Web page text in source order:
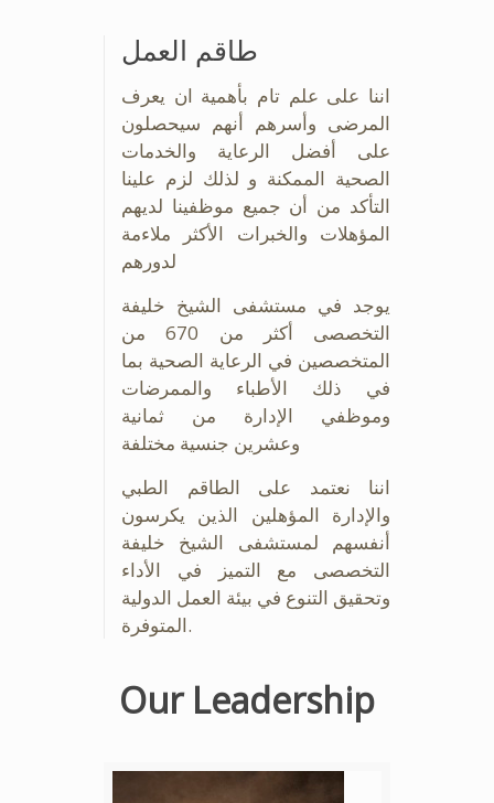
طاقم العمل
اننا على علم تام بأهمية ان يعرف
المرضى وأسرهم أنهم سيحصلون
على أفضل الرعاية والخدمات
الصحية الممكنة و لذلك لزم علينا
التأكد من أن جميع موظفينا لديهم
المؤهلات والخبرات الأكثر ملاءمة
لدورهم
يوجد في مستشفى الشيخ خليفة
التخصصى أكثر من 670 من
المتخصصين في الرعاية الصحية بما
في ذلك الأطباء والممرضات
وموظفي الإدارة من ثمانية
وعشرين جنسية مختلفة
اننا نعتمد على الطاقم الطبي
والإدارة المؤهلين الذين يكرسون
أنفسهم لمستشفى الشيخ خليفة
التخصصى مع التميز في الأداء
وتحقيق التنوع في بيئة العمل الدولية
المتوفرة.
Our Leadership